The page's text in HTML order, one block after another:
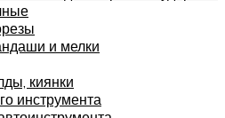
и мелки
киянки
инструмента